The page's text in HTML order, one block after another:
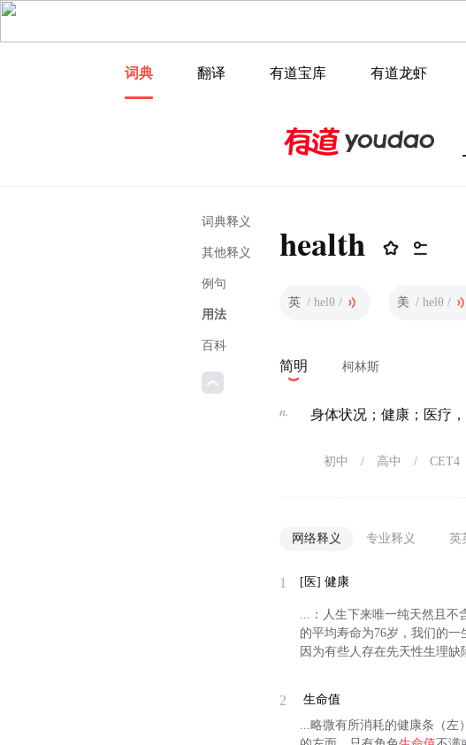
词典 翻译 有道宝库 有道龙虾
词典释义
其他释义
例句
用法
百科
health
英 / helθ / 美 / helθ /
简明 柯林斯
n. 身体状况；健康；医疗
初中 / 高中 / CET4
网络释义 专业释义 英
1 [医] 健康
...：人生下来唯一纯天然且
的平均寿命为76岁，我们的一
因为有些人存在先天性生理缺
2
生命值
...略微有所消耗的健康条（左